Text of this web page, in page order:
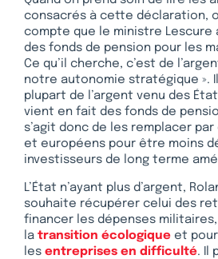
consacrés à cette déclaration,
compte que le ministre Lescure
des fonds de pension pour les
Ce qu’il cherche, c’est de
notre autonomie stratégique ».
plupart de l’argent venu des
vient en fait des fonds de
s’agit donc de les remplacer
et européens pour être moins
investisseurs de long terme
L’État n’ayant plus d’argent,
souhaite récupérer celui des
financer les dépenses
la transition écologique et
les entreprises en difficulté. Il